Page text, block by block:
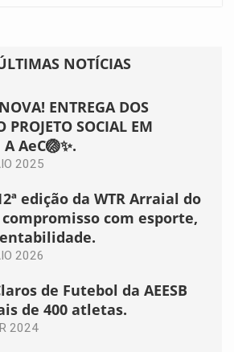
NOTÍCIAS
ENTREGA DOS
PROJETO SOCIAL EM
AeC🏐✨.
2025
edição da WTR Arraial do
com esporte,
2026
de Futebol da AEESB
de 400 atletas.
2024